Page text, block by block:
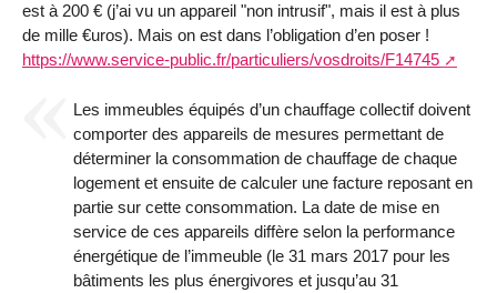
est à 200 € (j’ai vu un appareil "non intrusif", mais il est à plus
de mille €uros). Mais on est dans l’obligation d’en poser !
https://www.service-public.fr/particuliers/vosdroits/F14745
Les immeubles équipés d’un chauffage collectif doivent
comporter des appareils de mesures permettant de
déterminer la consommation de chauffage de chaque
logement et ensuite de calculer une facture reposant en
partie sur cette consommation. La date de mise en
service de ces appareils diffère selon la performance
énergétique de l’immeuble (le 31 mars 2017 pour les
bâtiments les plus énergivores et jusqu’au 31